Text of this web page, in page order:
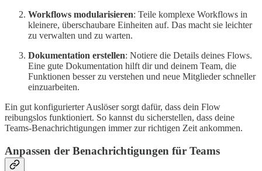
Workflows modularisieren: Teile komplexe Workflows in
kleinere, überschaubare Einheiten auf. Das macht sie leichter
zu verwalten und zu warten.
Dokumentation erstellen: Notiere die Details deines Flows.
Eine gute Dokumentation hilft dir und deinem Team, die
Funktionen besser zu verstehen und neue Mitglieder schneller
einzuarbeiten.
Ein gut konfigurierter Auslöser sorgt dafür, dass dein Flow
reibungslos funktioniert. So kannst du sicherstellen, dass deine
Teams-Benachrichtigungen immer zur richtigen Zeit ankommen.
Anpassen der Benachrichtigungen für Teams